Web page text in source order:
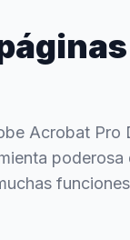
Acrobat Pro